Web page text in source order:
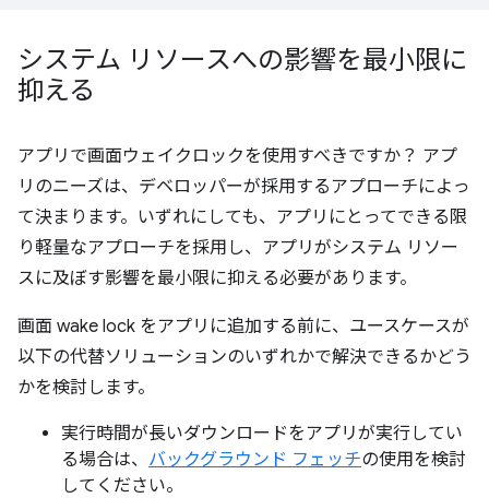
システム リソースへの影響を最小限に
抑える
アプリで画面ウェイクロックを使用すべきですか？ アプ
リのニーズは、デベロッパーが採用するアプローチによっ
て決まります。いずれにしても、アプリにとってできる限
り軽量なアプローチを採用し、アプリがシステム リソー
スに及ぼす影響を最小限に抑える必要があります。
画面 wake lock をアプリに追加する前に、ユースケースが
以下の代替ソリューションのいずれかで解決できるかどう
かを検討します。
実行時間が長いダウンロードをアプリが実行してい
る場合は、 バックグラウンド フェッチの使用を検討
してください。